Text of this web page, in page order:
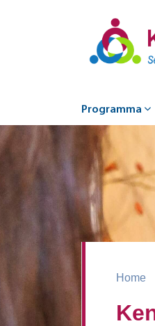
Programma
Home